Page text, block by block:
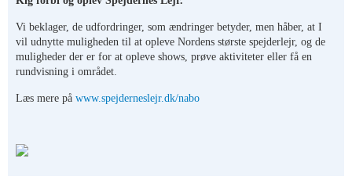
Vi beklager, de udfordringer, som ændringer betyder, men håber, at I
vil udnytte muligheden til at opleve Nordens største spejderlejr, og de
muligheder der er for at opleve shows, prøve aktiviteter eller få en
rundvisning i området.
Læs mere på www.spejderneslejr.dk/nabo